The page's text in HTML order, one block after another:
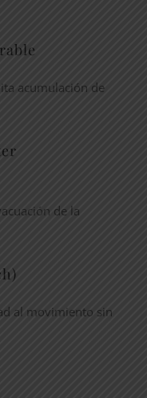
acumulación de
de la
al movimiento sin